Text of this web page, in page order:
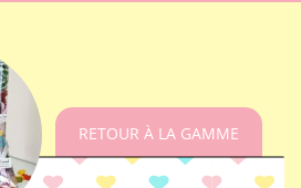
RETOUR À LA GAMME